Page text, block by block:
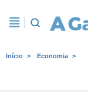
Início Economia